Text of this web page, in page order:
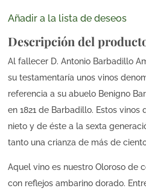
Añadir a la lista de deseos
Descripción del
Al fallecer D. Antonio Barbadillo
su testamentaría unos vinos
referencia a su abuelo Benigno
en 1821 de Barbadillo. Estos vinos
nieto y de éste a la sexta
tanto una crianza de más de
Aquel vino es nuestro Oloroso de
con reflejos ambarino dorado.